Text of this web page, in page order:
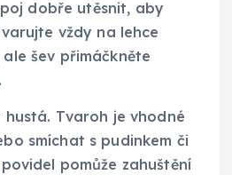
dobře utěsnit, aby
vždy na lehce
šev přimáčkněte
Tvaroh je vhodné
smíchat s pudinkem či
pomůže zahuštění